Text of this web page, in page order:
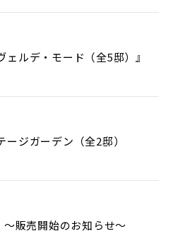
ルデ・モード（全5邸）』
ジガーデン（全2邸）
販売開始のお知らせ～